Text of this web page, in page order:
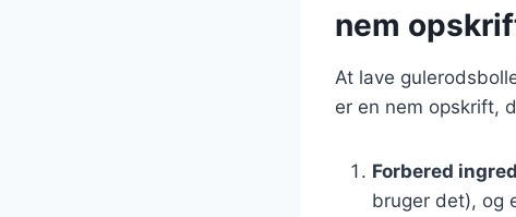
nem
At lave
er en nem opskrift,
Forbered
bruger det), og